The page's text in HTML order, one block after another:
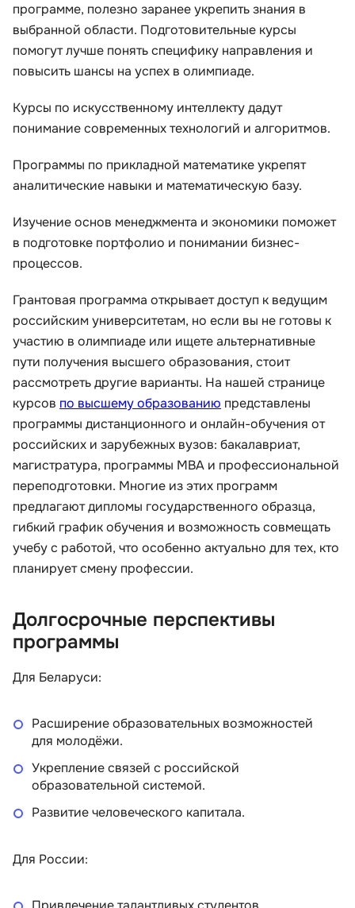
программе, полезно заранее укрепить знания в
выбранной области. Подготовительные курсы
помогут лучше понять специфику направления и
повысить шансы на успех в олимпиаде.
Курсы по искусственному интеллекту дадут
понимание современных технологий и алгоритмов.
Программы по прикладной математике укрепят
аналитические навыки и математическую базу.
Изучение основ менеджмента и экономики поможет
в подготовке портфолио и понимании бизнес-
процессов.
Грантовая программа открывает доступ к ведущим
российским университетам, но если вы не готовы к
участию в олимпиаде или ищете альтернативные
пути получения высшего образования, стоит
рассмотреть другие варианты. На нашей странице
курсов по высшему образованию представлены
программы дистанционного и онлайн-обучения от
российских и зарубежных вузов: бакалавриат,
магистратура, программы MBA и профессиональной
переподготовки. Многие из этих программ
предлагают дипломы государственного образца,
гибкий график обучения и возможность совмещать
учебу с работой, что особенно актуально для тех, кто
планирует смену профессии.
Долгосрочные перспективы
программы
Для Беларуси:
Расширение образовательных возможностей
для молодёжи.
Укрепление связей с российской
образовательной системой.
Развитие человеческого капитала.
Для России: